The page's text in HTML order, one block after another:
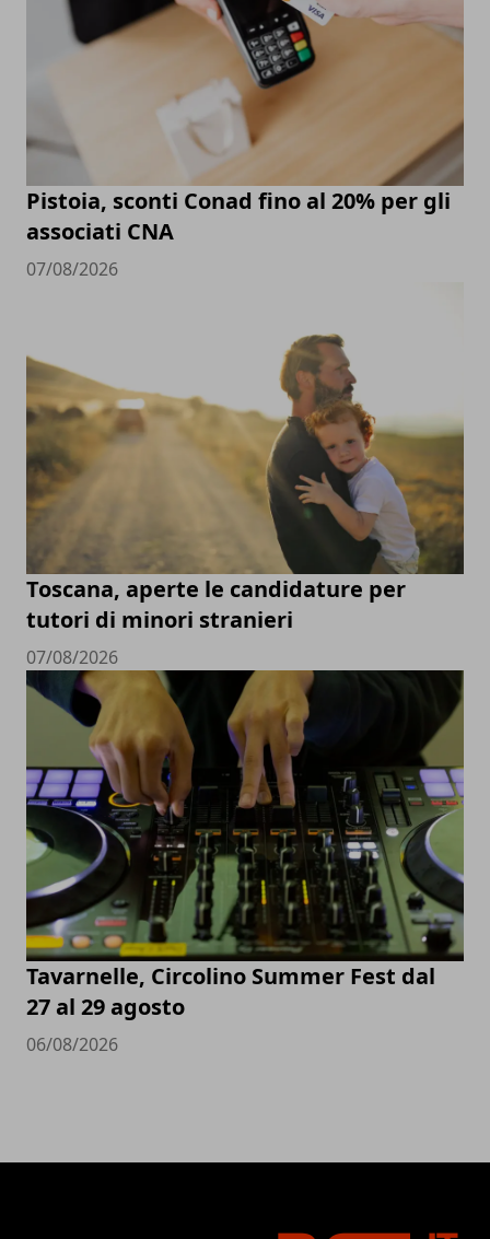
Pistoia, sconti Conad fino al 20% per gli
associati CNA
07/08/2026
Toscana, aperte le candidature per
tutori di minori stranieri
07/08/2026
Tavarnelle, Circolino Summer Fest dal
27 al 29 agosto
06/08/2026